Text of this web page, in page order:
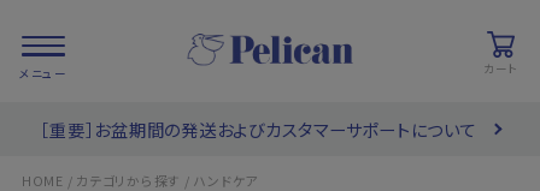
カート
［重要］お盆期間の発送およびカスタマーサポートについて
HOME / カテゴリから探す / ハンドケア